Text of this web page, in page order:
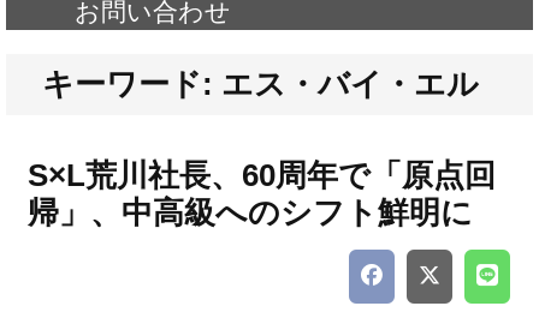
お問い合わせ
キーワード: エス・バイ・エル
S×L荒川社長、60周年で「原点回
帰」、中高級へのシフト鮮明に